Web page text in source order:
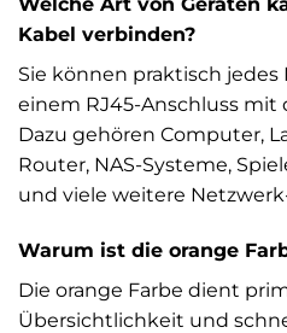
Kabel verbinden?
Sie können praktisch
einem RJ45-Anschluss mit
Dazu gehören Computer,
Router, NAS-Systeme,
und viele weitere
Warum ist die orange
Die orange Farbe dient
Übersichtlichkeit und